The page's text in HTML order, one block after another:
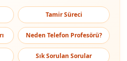
Tamir Süreci
Neden Telefon Profesörü?
Sık Sorulan Sorular